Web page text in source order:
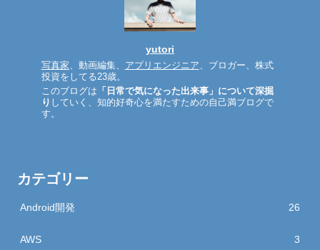
yutori
写真家 、動画編集、 アプリエンジニア 、ブロガー、株式
投資をしてる23歳。
このブログは 「日常で気になった出来事」について深掘
り していく、知的好奇心を満たすための自己満ブログで
す。
カテゴリー
Android開発 26
AWS 3